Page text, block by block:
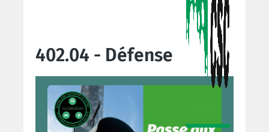
402.04 - Défense